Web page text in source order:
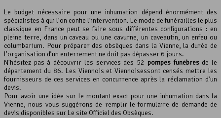
Le budget nécessaire pour une inhumation dépend énormément des
spécialistes à qui l’on confie l’intervention. Le mode de funérailles le plus
classique en France peut se faire sous différentes configurations : en
pleine terre, dans un caveau ou une cavurne, un caveautin, un enfeu ou
columbarium. Pour préparer des obsèques dans la Vienne, la durée de
l’organisation d’un enterrement ne doit pas dépasser 6 jours.
N’hésitez pas à découvrir les services des 52 pompes funèbresde le
département du 86. Les Viennois et Viennoisessont censés mettre les
fournisseurs de ces services en concurrence après la réclamation d’un
devis.
Pour avoir une idée sur le montant exact pour une inhumation dans la
Vienne, nous vous suggérons de remplir le formulaire de demande de
devis disponibles sur Le site Officiel des Obsèques.